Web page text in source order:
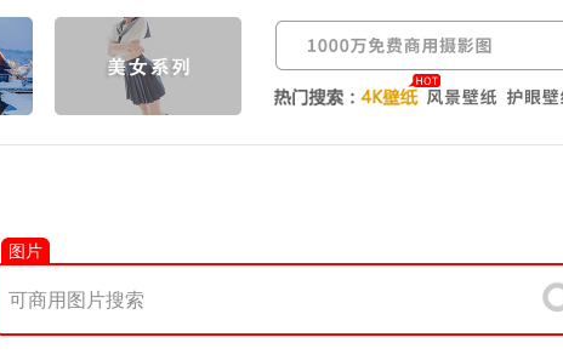
图片